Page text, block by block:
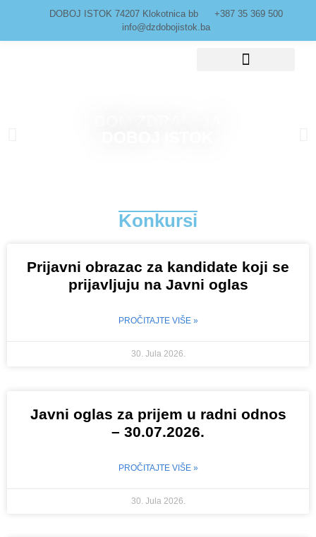
DOBOJ ISTOK 74207 Klokotnica bb
+387 35 369 500
info@dzdobojistok.ba
Konkursi
Prijavni obrazac za kandidate koji se
prijavljuju na Javni oglas
PROČITAJTE VIŠE »
30. Jula 2026.
Javni oglas za prijem u radni odnos
– 30.07.2026.
PROČITAJTE VIŠE »
30. Jula 2026.